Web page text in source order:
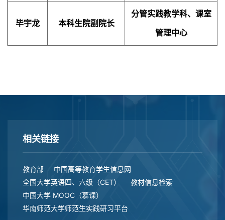
毕宇龙 本科生院副院长
分管实践教学科、课室
管理中心
相关链接
教育部
中国高等教育学生信息网
全国大学英语四、六级（CET）
教材信息检索
中国大学 MOOC（慕课）
华南师范大学师范生实践研习平台